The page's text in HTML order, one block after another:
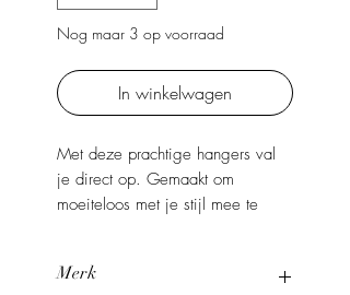
Nog maar 3 op voorraad
In winkelwagen
Met deze prachtige hangers val
je direct op. Gemaakt om
moeiteloos met je stijl mee te
verfijnde, luxe touch.
Merk